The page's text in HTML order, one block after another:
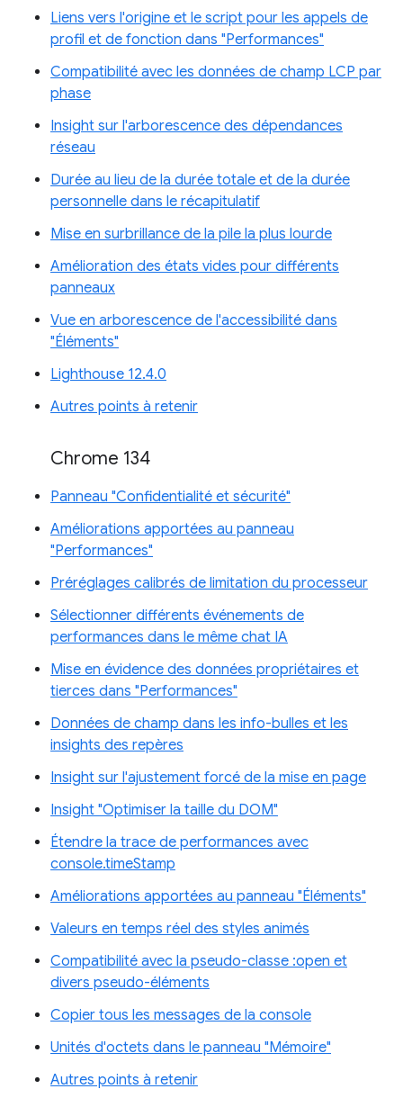
Liens vers l'origine et le script pour les appels de
profil et de fonction dans "Performances"
Compatibilité avec les données de champ LCP par
phase
Insight sur l'arborescence des dépendances
réseau
Durée au lieu de la durée totale et de la durée
personnelle dans le récapitulatif
Mise en surbrillance de la pile la plus lourde
Amélioration des états vides pour différents
panneaux
Vue en arborescence de l'accessibilité dans
"Éléments"
Lighthouse 12.4.0
Autres points à retenir
Chrome 134
Panneau "Confidentialité et sécurité"
Améliorations apportées au panneau
"Performances"
Préréglages calibrés de limitation du processeur
Sélectionner différents événements de
performances dans le même chat IA
Mise en évidence des données propriétaires et
tierces dans "Performances"
Données de champ dans les info-bulles et les
insights des repères
Insight sur l'ajustement forcé de la mise en page
Insight "Optimiser la taille du DOM"
Étendre la trace de performances avec
console.timeStamp
Améliorations apportées au panneau "Éléments"
Valeurs en temps réel des styles animés
Compatibilité avec la pseudo-classe :open et
divers pseudo-éléments
Copier tous les messages de la console
Unités d'octets dans le panneau "Mémoire"
Autres points à retenir